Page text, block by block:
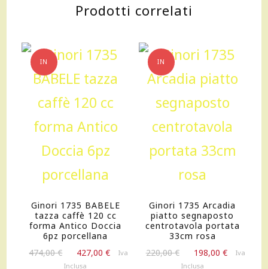
Prodotti correlati
IN
OFFERTA!
Ginori 1735 BABELE
tazza caffè 120 cc
forma Antico Doccia
6pz porcellana
474,00€
prezzo
427,00€
IlIva
Inclusa
IN
OFFERTA!
Ginori 1735 Arcadia
piatto segnaposto
centrotavola portata
33cm rosa
220,00€
prezzo
198,00 €
IlIva
Inclusa